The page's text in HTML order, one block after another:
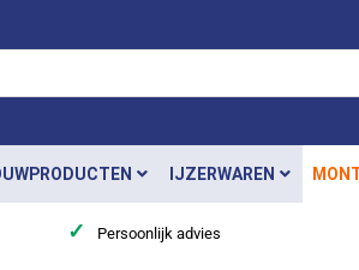
IJZERWAREN
✓ Persoonlijk advies